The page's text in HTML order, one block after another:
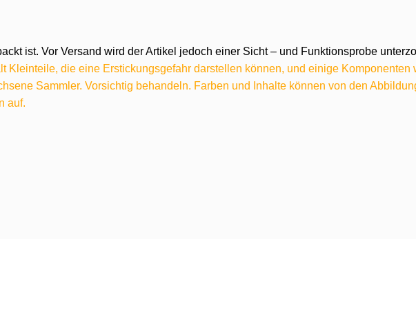
ist. Vor Versand wird der Artikel jedoch einer Sicht – und Funktionsprobe
Kleinteile, die eine Erstickungsgefahr darstellen können, und einige
Sammler. Vorsichtig behandeln. Farben und Inhalte können von den
auf.